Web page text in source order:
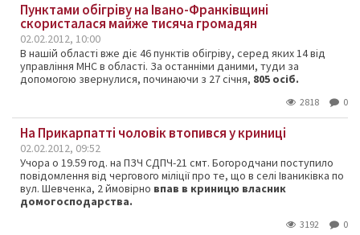
Пунктами обігріву на Івано-Франківщині
скористалася майже тисяча громадян
02.02.2012, 10:00
В нашій області вже діє 46 пунктів обігріву, серед яких 14 від
управління МНС в області. За останніми даними, туди за
допомогою звернулися, починаючи з 27 січня, 805 осіб.
2818 0
На Прикарпатті чоловік втопився у криниці
02.02.2012, 09:52
Учора о 19.59 год. на ПЗЧ СДПЧ-21 смт. Богородчани поступило
повідомлення від чергового міліції про те, що в селі Іваниківка по
вул. Шевченка, 2 ймовірно впав в криницю власник
домогосподарства.
3192 0